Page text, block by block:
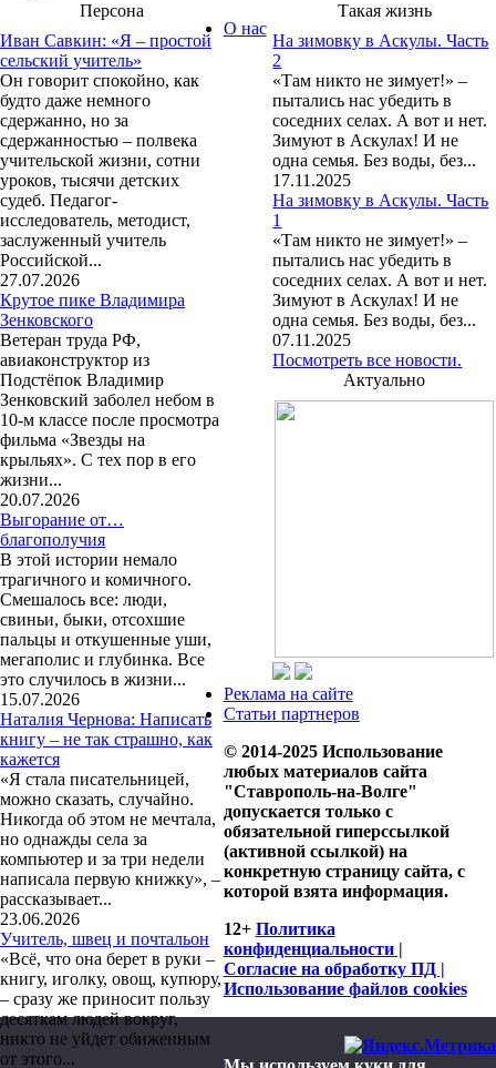
Персона
Иван Савкин: «Я – простой
сельский учитель»
Он говорит спокойно, как
будто даже немного
сдержанно, но за
сдержанностью – полвека
учительской жизни, сотни
уроков, тысячи детских
судеб. Педагог-
исследователь, методист,
заслуженный учитель
Российской...
27.07.2026
Крутое пике Владимира
Зенковского
Ветеран труда РФ,
авиаконструктор из
Подстёпок Владимир
Зенковский заболел небом в
10-м классе после просмотра
фильма «Звезды на
крыльях». С тех пор в его
жизни...
20.07.2026
Выгорание от…
благополучия
В этой истории немало
трагичного и комичного.
Смешалось все: люди,
свиньи, быки, отсохшие
пальцы и откушенные уши,
мегаполис и глубинка. Все
это случилось в жизни...
15.07.2026
Наталия Чернова: Написать
книгу – не так страшно, как
кажется
«Я стала писательницей,
можно сказать, случайно.
Никогда об этом не мечтала,
но однажды села за
компьютер и за три недели
написала первую книжку», –
рассказывает...
23.06.2026
Учитель, швец и почтальон
«Всё, что она берет в руки –
книгу, иголку, овощ, купюру,
– сразу же приносит пользу
десяткам людей вокруг,
никто не уйдет обиженным
от этого...
Такая жизнь
На зимовку в Аскулы. Часть
2
«Там никто не зимует!» –
пытались нас убедить в
соседних селах. А вот и нет.
Зимуют в Аскулах! И не
одна семья. Без воды, без...
17.11.2025
На зимовку в Аскулы. Часть
1
«Там никто не зимует!» –
пытались нас убедить в
соседних селах. А вот и нет.
Зимуют в Аскулах! И не
одна семья. Без воды, без...
07.11.2025
Посмотреть все новости.
Актуально
О нас
Реклама на сайте
Статьи партнеров
© 2014-2025 Использование
любых материалов сайта
"Ставрополь-на-Волге"
допускается только с
обязательной гиперссылкой
(активной ссылкой) на
конкретную страницу сайта, с
которой взята информация.
12+ Политика
конфиденциальности |
Согласие на обработку ПД |
Использование файлов cookies